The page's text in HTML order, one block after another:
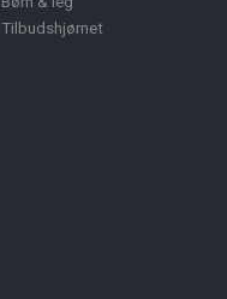
Tilbudshjørnet